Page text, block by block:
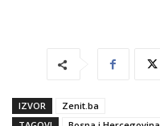
IZVOR
Zenit.ba